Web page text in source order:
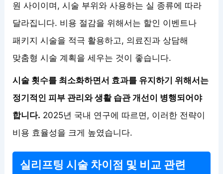
원 사이이며, 시술 부위와 사용하는 실 종류에 따라
달라집니다. 비용 절감을 위해서는 할인 이벤트나
패키지 시술을 적극 활용하고, 의료진과 상담해
맞춤형 시술 계획을 세우는 것이 좋습니다.
시술 횟수를 최소화하면서 효과를 유지하기 위해서는
정기적인 피부 관리와 생활 습관 개선이 병행되어야
합니다. 2025년 국내 연구에 따르면, 이러한 전략이
비용 효율성을 크게 높였습니다.
실리프팅 시술 차이점 및 비교 관련